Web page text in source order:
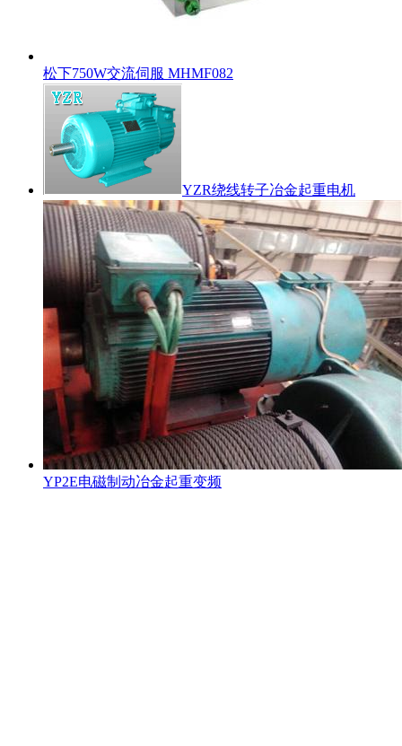
松下750W交流伺服 MHMF082
YZR绕线转子冶金起重电机
YP2E电磁制动冶金起重变频